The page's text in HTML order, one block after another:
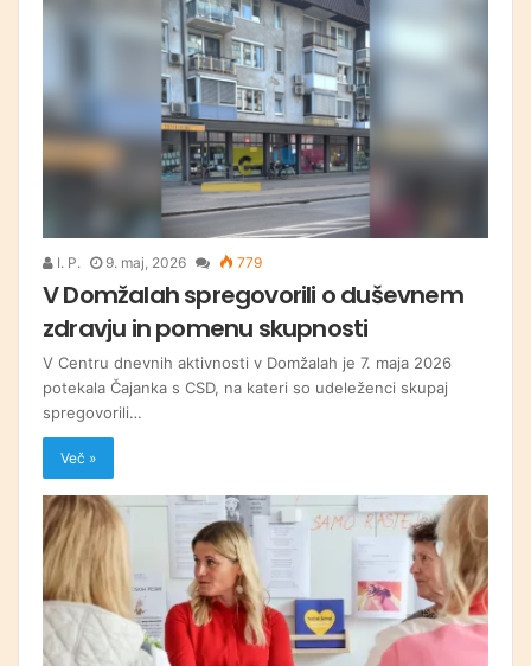
I. P. 9. maj, 2026 779
V Domžalah spregovorili o duševnem
zdravju in pomenu skupnosti
V Centru dnevnih aktivnosti v Domžalah je 7. maja 2026
potekala Čajanka s CSD, na kateri so udeleženci skupaj
spregovorili…
Več »